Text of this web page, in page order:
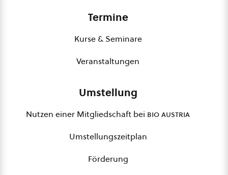
Termine
Kurse & Seminare
Veranstaltungen
Umstellung
Nutzen einer Mitgliedschaft bei bio austria
Umstellungszeitplan
Förderung